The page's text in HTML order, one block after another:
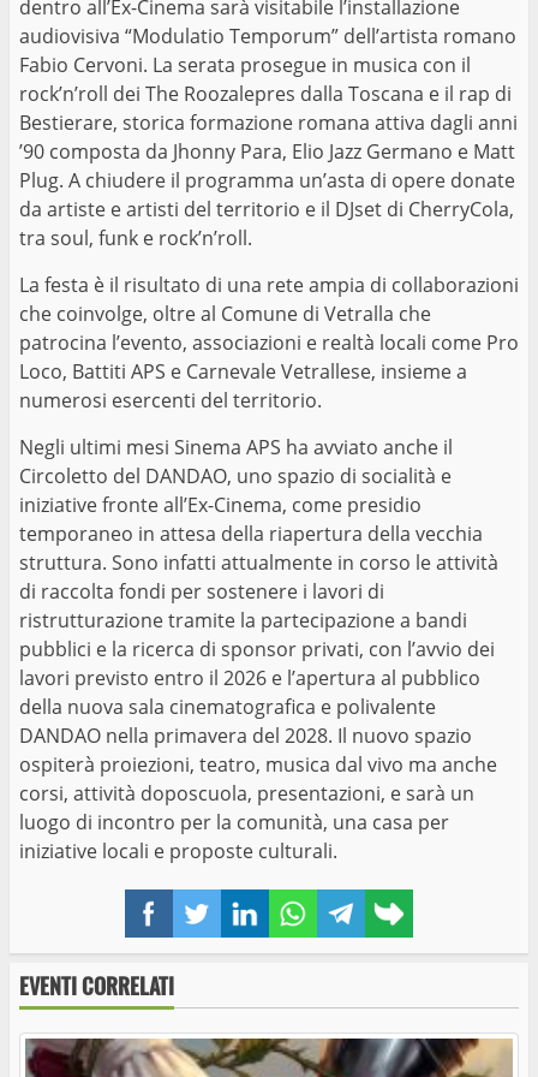
FacebookTwitterLinkedInWhatsAppTelegram
link
dentro all’Ex-Cinema sarà visitabile l’installazione
audiovisiva “Modulatio Temporum” dell’artista romano
Fabio Cervoni. La serata prosegue in musica con il
rock’n’roll dei The Roozalepres dalla Toscana e il rap di
Bestierare, storica formazione romana attiva dagli anni
’90 composta da Jhonny Para, Elio Jazz Germano e Matt
Plug. A chiudere il programma un’asta di opere donate
da artiste e artisti del territorio e il DJset di CherryCola,
tra soul, funk e rock’n’roll.
La festa è il risultato di una rete ampia di collaborazioni
che coinvolge, oltre al Comune di Vetralla che
patrocina l’evento, associazioni e realtà locali come Pro
Loco, Battiti APS e Carnevale Vetrallese, insieme a
numerosi esercenti del territorio.
Negli ultimi mesi Sinema APS ha avviato anche il
Circoletto del DANDAO, uno spazio di socialità e
iniziative fronte all’Ex-Cinema, come presidio
temporaneo in attesa della riapertura della vecchia
struttura. Sono infatti attualmente in corso le attività
di raccolta fondi per sostenere i lavori di
ristrutturazione tramite la partecipazione a bandi
pubblici e la ricerca di sponsor privati, con l’avvio dei
lavori previsto entro il 2026 e l’apertura al pubblico
della nuova sala cinematografica e polivalente
DANDAO nella primavera del 2028. Il nuovo spazio
ospiterà proiezioni, teatro, musica dal vivo ma anche
corsi, attività doposcuola, presentazioni, e sarà un
luogo di incontro per la comunità, una casa per
iniziative locali e proposte culturali.
EVENTI CORRELATI
“Déjeuner sur l’herbe-Pasquetta in musica”: